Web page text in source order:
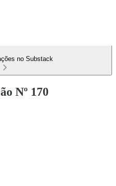
no Substack
Nº 170